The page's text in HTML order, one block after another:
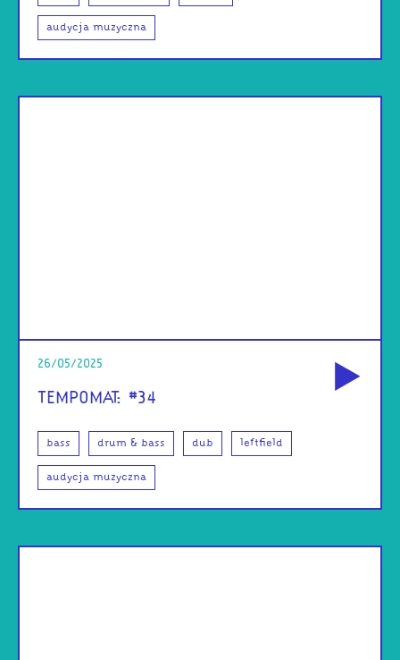
audycja muzyczna
26/05/2025
TEMPOMAT: #34
bass drum & bass dub leftfield
audycja muzyczna